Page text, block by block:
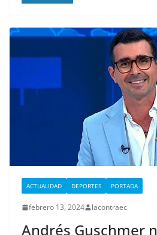
ACTUALIDAD DEPORTES PORTADA
febrero 13, 2024 lacontraec
Andrés Guschmer